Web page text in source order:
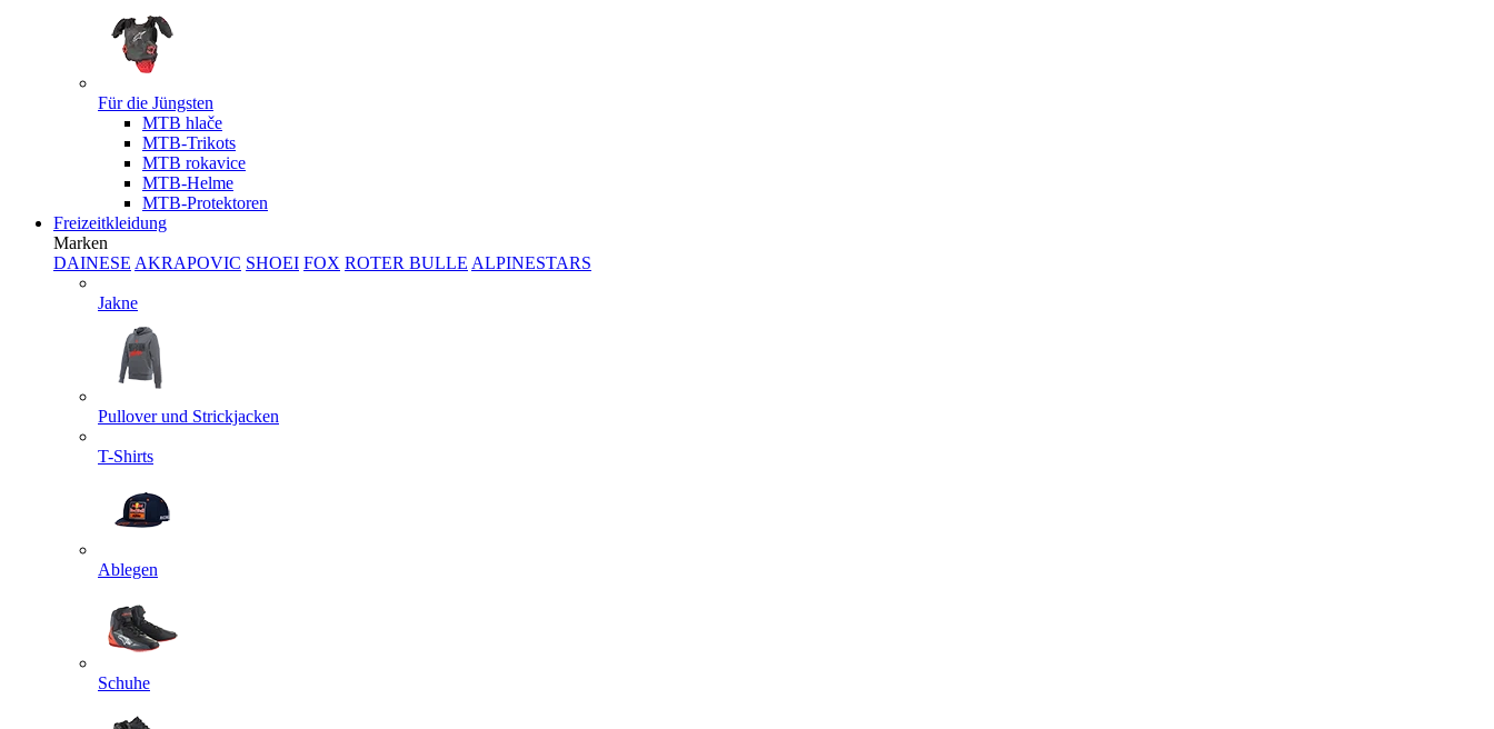
Für die Jüngsten
MTB hlače
MTB-Trikots
MTB rokavice
MTB-Helme
MTB-Protektoren
Freizeitkleidung
Marken
DAINESE AKRAPOVIC SHOEI FOX ROTER BULLE ALPINESTARS
Jakne
Pullover und Strickjacken
T-Shirts
Ablegen
Schuhe